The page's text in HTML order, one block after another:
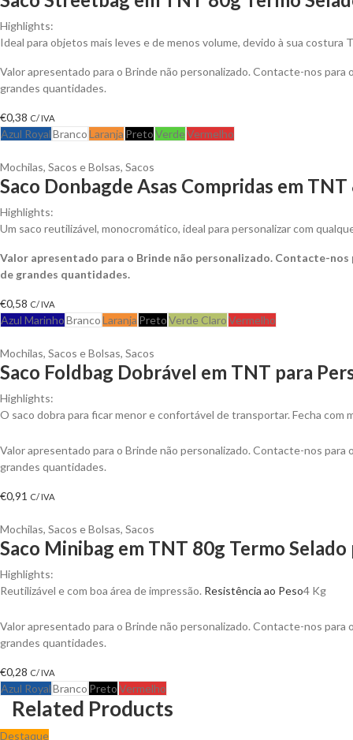
Highlights:
Ideal para objetos mais leves e de menos volume, devido à sua costura
Valor apresentado para o Brinde não personalizado. Contacte-nos
grandes quantidades.
€0,38 C/ IVA
Azul RoyalBrancoLaranja PretoVerdeVermelho
Mochilas, Sacos e Bolsas, Sacos
Saco Donbagde Asas Compridas em
Highlights:
Um saco reutilizável, monocromático, ideal para personalizar com
Valor apresentado para o Brinde não personalizado. Contacte-
de grandes quantidades.
€0,58 C/ IVA
Azul MarinhoBrancoLaranja PretoVerde ClaroVermelho
Mochilas, Sacos e Bolsas, Sacos
Saco Foldbag Dobrável em TNT para
Highlights:
O saco dobra para ficar menor e confortável de transportar. Fecha com
Valor apresentado para o Brinde não personalizado. Contacte-nos
grandes quantidades.
€0,91 C/ IVA
Mochilas, Sacos e Bolsas, Sacos
Saco Minibag em TNT 80g Termo
Highlights:
Reutilizável e com boa área de impressão. Resistência ao Peso4 Kg
Valor apresentado para o Brinde não personalizado. Contacte-nos
grandes quantidades.
€0,28 C/ IVA
Azul RoyalBranco PretoVermelho
Related Products
Destaque